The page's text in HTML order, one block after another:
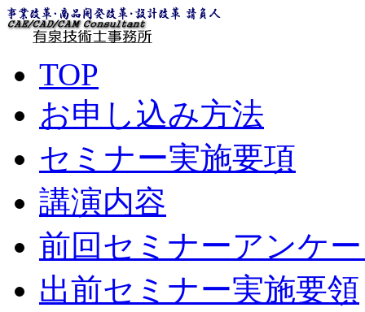
TOP
お申し込み方法
セミナー実施要項
講演内容
前回セミナーアンケ
出前セミナー実施要領